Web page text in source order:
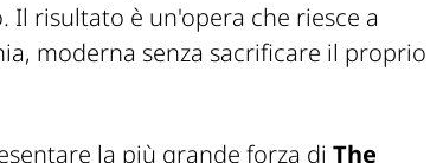
risultato è un'opera che riesce a
moderna senza sacrificare il proprio
la più grande forza di The